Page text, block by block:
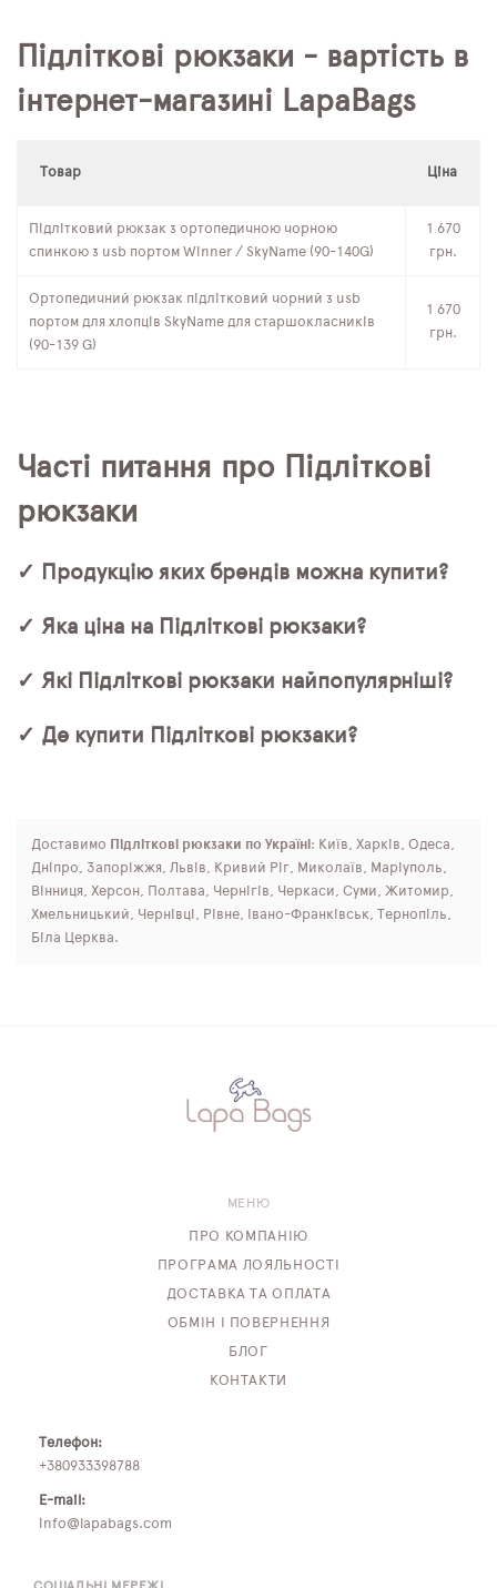
Підліткові рюкзаки - вартість в
інтернет-магазині LapaBags
Товар Ціна
Підлітковий рюкзак з ортопедичною чорною
спинкою з usb портом Winner / SkyName (90-140G)
1 670
грн.
Ортопедичний рюкзак підлітковий чорний з usb
портом для хлопців SkyName для старшокласників
(90-139 G)
1 670
грн.
Часті питання про Підліткові
рюкзаки
✓ Продукцію яких брендів можна купити?
✓ Яка ціна на Підліткові рюкзаки?
✓ Які Підліткові рюкзаки найпопулярніші?
✓ Де купити Підліткові рюкзаки?
Доставимо Підліткові рюкзаки по Україні : Київ, Харків, Одеса,
Дніпро, Запоріжжя, Львів, Кривий Ріг, Миколаїв, Маріуполь,
Вінниця, Херсон, Полтава, Чернігів, Черкаси, Суми, Житомир,
Хмельницький, Чернівці, Рівне, Івано-Франківськ, Тернопіль,
Біла Церква.
МЕНЮ
ПРО КОМПАНІЮ
ПРОГРАМА ЛОЯЛЬНОСТІ
ДОСТАВКА ТА ОПЛАТА
ОБМІН І ПОВЕРНЕННЯ
БЛОГ
КОНТАКТИ
Телефон:
+380933398788
E-mail:
info@lapabags.com